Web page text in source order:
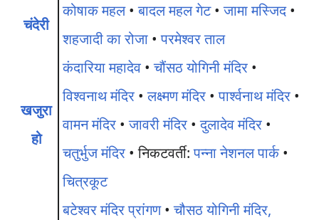
चंदेरी
कोषाक महल•बादल महल गेट•जामा मस्जिद•
शहजादी का रोजा •परमेश्वर ताल
खजुरा
हो
कंदारिया महादेव •चौंसठ योगिनी मंदिर •
विश्वनाथ मंदिर •लक्ष्मण मंदिर •पार्श्वनाथ मंदिर •
वामन मंदिर •जावरी मंदिर •दुलादेव मंदिर •
चतुर्भुज मंदिर • निकटवर्ती:पन्ना नेशनल पार्क•
चित्रकूट
बटेश्वर मंदिर प्रांगण•चौसठ योगिनी मंदिर,